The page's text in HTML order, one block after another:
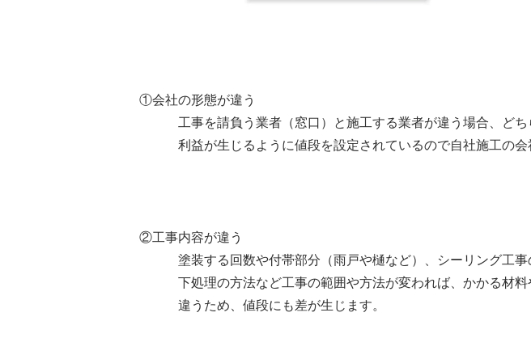
①会社の形態が違う
工事を請負う業者（窓口）と施工する業者が違う場合、どち
利益が生じるように値段を設定されているので自社施工の会
②工事内容が違う
塗装する回数や付帯部分（雨戸や樋など）、シーリング工事
下処理の方法など工事の範囲や方法が変われば、かかる材料
違うため、値段にも差が生じます。